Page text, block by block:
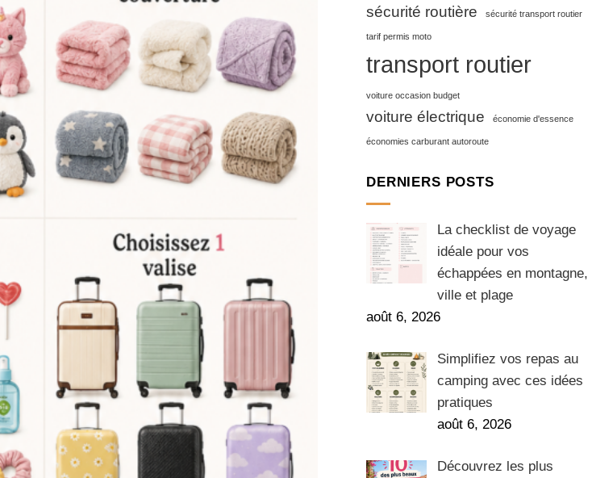
sécurité routière sécurité transport routier
tarif permis moto
transport routier
voiture occasion budget
voiture électrique économie d'essence
économies carburant autoroute
DERNIERS POSTS
La checklist de voyage
idéale pour vos
échappées en montagne,
ville et plage
août 6, 2026
Simplifiez vos repas au
camping avec ces idées
pratiques
août 6, 2026
Découvrez les plus